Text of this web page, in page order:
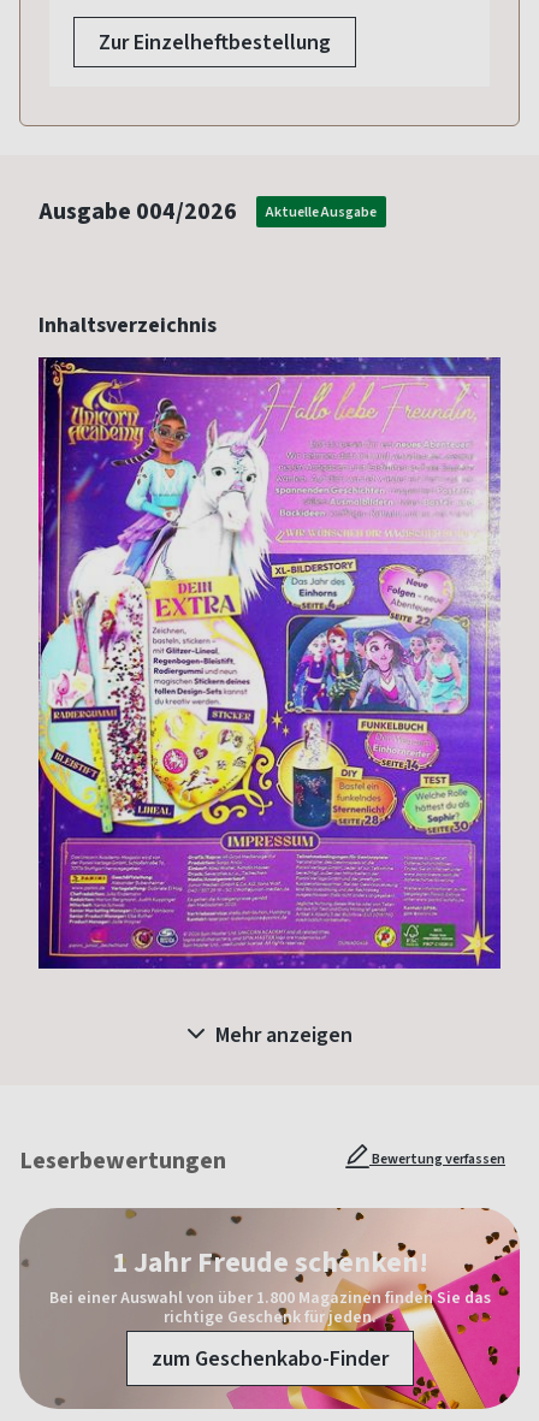
Zur Einzelheftbestellung
Ausgabe 004/2026 Aktuelle Ausgabe
Inhaltsverzeichnis
Mehr anzeigen
Leserbewertungen Bewertung verfassen
1 Jahr Freude schenken!
Bei einer Auswahl von über 1.800 Magazinen finden Sie das
richtige Geschenk für jeden.
zum Geschenkabo-Finder